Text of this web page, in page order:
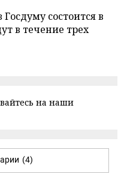
состоится в
в течение трех
на наши
(4)